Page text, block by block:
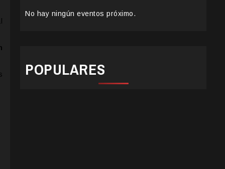
No hay ningún eventos próximo.
POPULARES